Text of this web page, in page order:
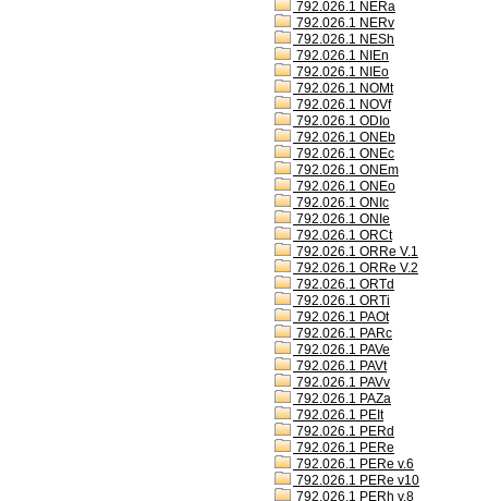
792.026.1 NERa
792.026.1 NERv
792.026.1 NESh
792.026.1 NIEn
792.026.1 NIEo
792.026.1 NOMt
792.026.1 NOVf
792.026.1 ODIo
792.026.1 ONEb
792.026.1 ONEc
792.026.1 ONEm
792.026.1 ONEo
792.026.1 ONIc
792.026.1 ONIe
792.026.1 ORCt
792.026.1 ORRe V.1
792.026.1 ORRe V.2
792.026.1 ORTd
792.026.1 ORTi
792.026.1 PAOt
792.026.1 PARc
792.026.1 PAVe
792.026.1 PAVt
792.026.1 PAVv
792.026.1 PAZa
792.026.1 PEIt
792.026.1 PERd
792.026.1 PERe
792.026.1 PERe v.6
792.026.1 PERe v10
792.026.1 PERh v.8